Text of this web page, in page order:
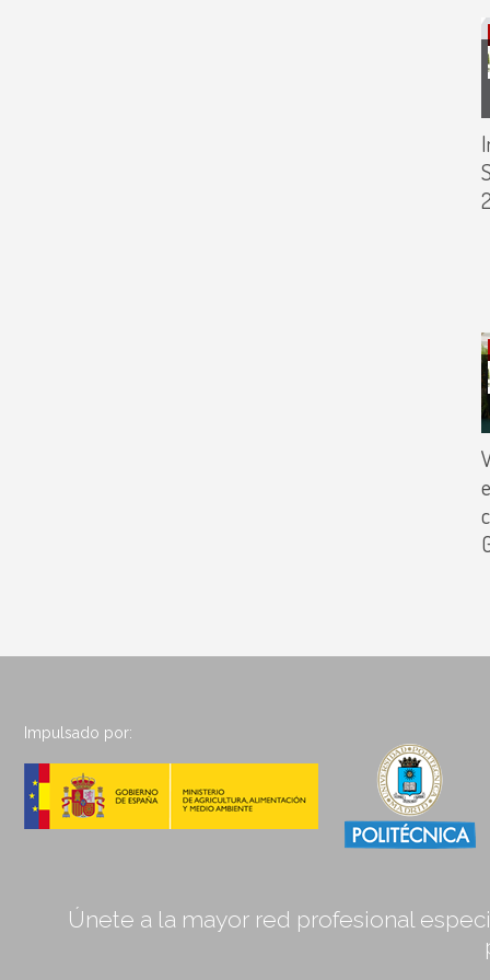
Impulsado por:
Únete a la mayor red profesional